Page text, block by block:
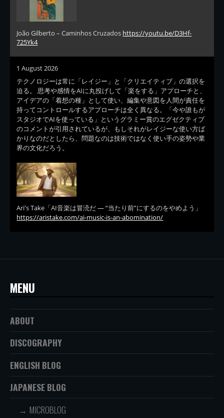
João Gilberto – Caminhos Cruzados https://youtu.be/D3Hf-
725Yk4
1 August 2026
テクノロジーは常に「レイジー」と「クリエイティブ」の選択を
迫る。 思考や感情をAIに丸投げして「楽をする」アプローチと、
アイデアの「着想の種」として使い、編集や意図を人間が責任を
持ってコントロールするアプローチは全く異なる。「今や誰もが
スタジオでAIを使っている」というグラミー賞のエグゼクティブ
のコメントが引用されているが、もしそれがレイジーな使い方ば
かりなのだとしたら、問題なのは技術ではなく使い手の姿勢や業
界の文化だろう。
Ari's Take「AI音楽は冒涜だ — “当たり前”にするのをやめよう」
https://aristake.com/ai-music-is-an-abomination/
MENU
ABOUT
DISCOGRAPHY
ENGLISH BLOG
JAPANESE BLOG
MICROBLOG